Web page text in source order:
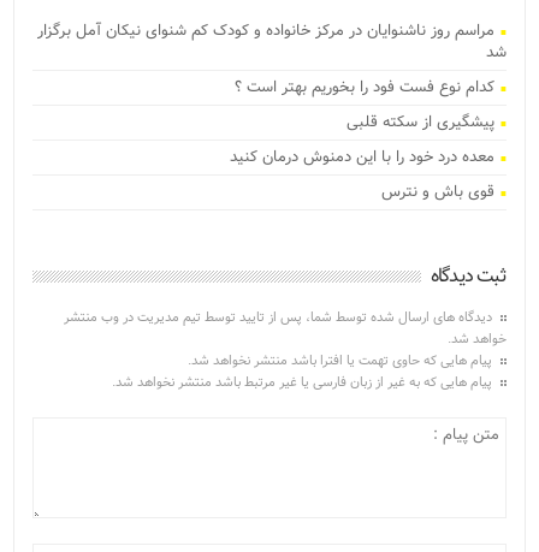
مراسم روز ناشنوایان در مرکز خانواده و کودک کم شنوای نیکان آمل برگزار
شد
کدام نوع فست فود را بخوریم بهتر است ؟
پیشگیری از سکته قلبی
معده درد خود را با این دمنوش درمان کنید
قوی باش و نترس
ثبت دیدگاه
دیدگاه های ارسال شده توسط شما، پس از تایید توسط تیم مدیریت در وب منتشر
خواهد شد.
پیام هایی که حاوی تهمت یا افترا باشد منتشر نخواهد شد.
پیام هایی که به غیر از زبان فارسی یا غیر مرتبط باشد منتشر نخواهد شد.